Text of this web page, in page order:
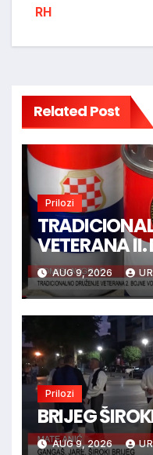
RH
Related Post
Prilozi
VETERANA
POLICIJE
AUG 9, 2026
Prilozi
BRIJEG
AUG 9, 2026